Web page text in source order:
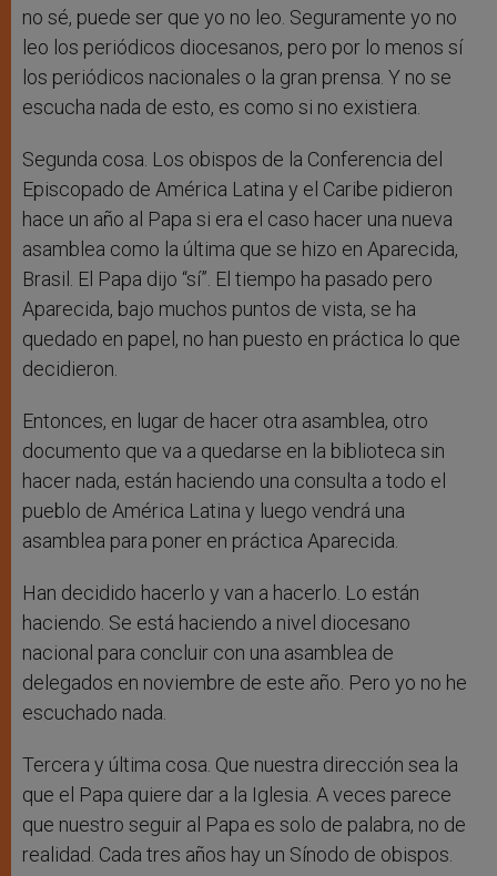
no sé, puede ser que yo no leo. Seguramente yo no
leo los periódicos diocesanos, pero por lo menos sí
los periódicos nacionales o la gran prensa. Y no se
escucha nada de esto, es como si no existiera.
Segunda cosa. Los obispos de la Conferencia del
Episcopado de América Latina y el Caribe pidieron
hace un año al Papa si era el caso hacer una nueva
asamblea como la última que se hizo en Aparecida,
Brasil. El Papa dijo “sí”. El tiempo ha pasado pero
Aparecida, bajo muchos puntos de vista, se ha
quedado en papel, no han puesto en práctica lo que
decidieron.
Entonces, en lugar de hacer otra asamblea, otro
documento que va a quedarse en la biblioteca sin
hacer nada, están haciendo una consulta a todo el
pueblo de América Latina y luego vendrá una
asamblea para poner en práctica Aparecida.
Han decidido hacerlo y van a hacerlo. Lo están
haciendo. Se está haciendo a nivel diocesano
nacional para concluir con una asamblea de
delegados en noviembre de este año. Pero yo no he
escuchado nada.
Tercera y última cosa. Que nuestra dirección sea la
que el Papa quiere dar a la Iglesia. A veces parece
que nuestro seguir al Papa es solo de palabra, no de
realidad. Cada tres años hay un Sínodo de obispos.